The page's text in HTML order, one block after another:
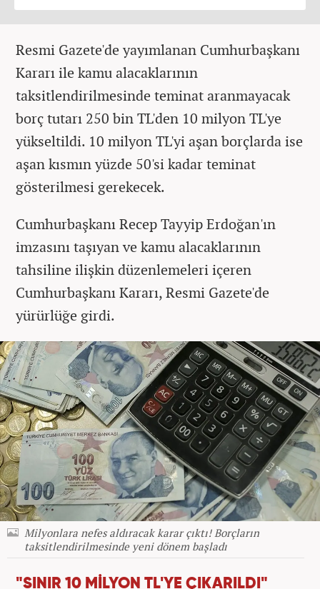
Resmi Gazete'de yayımlanan Cumhurbaşkanı
Kararı ile kamu alacaklarının
taksitlendirilmesinde teminat aranmayacak
borç tutarı 250 bin TL'den 10 milyon TL'ye
yükseltildi. 10 milyon TL'yi aşan borçlarda ise
aşan kısmın yüzde 50'si kadar teminat
gösterilmesi gerekecek.
Cumhurbaşkanı Recep Tayyip Erdoğan'ın
imzasını taşıyan ve kamu alacaklarının
tahsiline ilişkin düzenlemeleri içeren
Cumhurbaşkanı Kararı, Resmi Gazete'de
yürürlüğe girdi.
Milyonlara nefes aldıracak karar çıktı! Borçların
taksitlendirilmesinde yeni dönem başladı
"SINIR 10 MİLYON TL'YE ÇIKARILDI"